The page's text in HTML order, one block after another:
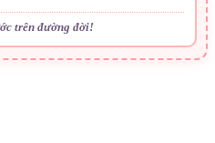
trên đường đời!